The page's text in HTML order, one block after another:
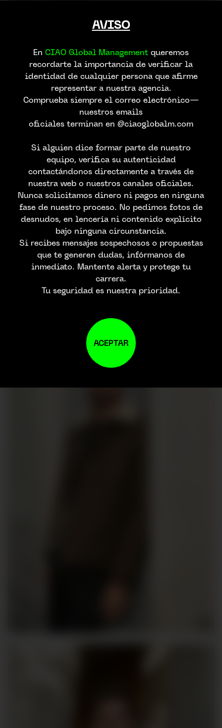
AVISO
En CIAO Global Management queremos
recordarte la importancia de verificar la
identidad de cualquier persona que afirme
representar a nuestra agencia.
Comprueba siempre el correo electrónico—
nuestros emails
oficiales terminan en @ciaoglobalm.com
Si alguien dice formar parte de nuestro
equipo, verifica su autenticidad
contactándonos directamente a través de
nuestra web o nuestros canales oficiales.
Nunca solicitamos dinero ni pagos en ninguna
fase de nuestro proceso. No pedimos fotos de
desnudos, en lencería ni contenido explícito
bajo ninguna circunstancia.
Si recibes mensajes sospechosos o propuestas
que te generen dudas, infórmanos de
inmediato. Mantente alerta y protege tu
carrera.
Tu seguridad es nuestra prioridad.
ACEPTAR